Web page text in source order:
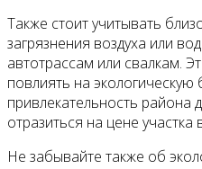
Также стоит учитывать
загрязнения воздуха или
автотрассам или свалкам.
повлиять на экологическую
привлекательность
отразиться на цене участка
Не забывайте также об